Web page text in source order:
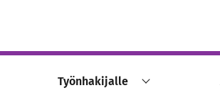
Työnhakijalle